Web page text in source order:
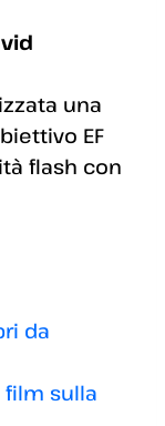
una
EF
flash con
da
film sulla